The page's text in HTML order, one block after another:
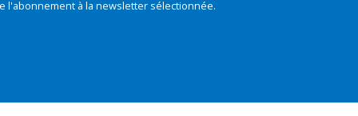
à la newsletter sélectionnée.